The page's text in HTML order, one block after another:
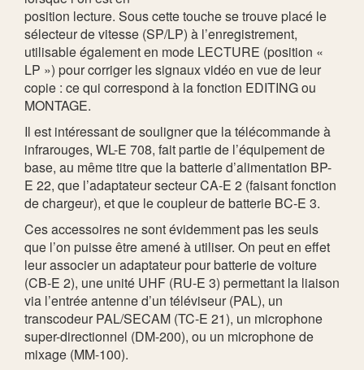
position lecture. Sous cette touche se trouve placé le
sélecteur de vitesse (SP/LP) à l’enregistrement,
utilisable également en mode LECTURE (position «
LP ») pour corriger les signaux vidéo en vue de leur
copie : ce qui correspond à la fonction EDITING ou
MONTAGE.
Il est intéressant de souligner que la télécommande à
infrarouges, WL-E 708, fait partie de l’équipement de
base, au même titre que la batterie d’alimentation BP-
E 22, que l’adaptateur secteur CA-E 2 (faisant fonction
de chargeur), et que le coupleur de batterie BC-E 3.
Ces accessoires ne sont évidemment pas les seuls
que l’on puisse être amené à utiliser. On peut en effet
leur associer un adaptateur pour batterie de voiture
(CB-E 2), une unité UHF (RU-E 3) permettant la liaison
via l’entrée antenne d’un téléviseur (PAL), un
transcodeur PAL/SECAM (TC-E 21), un microphone
super-directionnel (DM-200), ou un microphone de
mixage (MM-100).